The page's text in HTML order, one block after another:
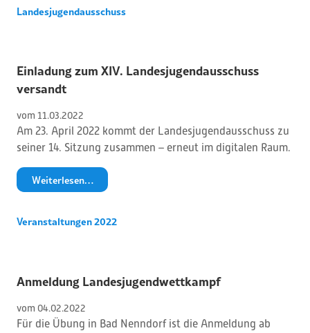
Landesjugendausschuss
Einladung zum XIV. Landesjugendausschuss
versandt
vom 11.03.2022
Am 23. April 2022 kommt der Landesjugendausschuss zu
seiner 14. Sitzung zusammen – erneut im digitalen Raum.
Weiterlesen…
Veranstaltungen 2022
Anmeldung Landesjugendwettkampf
vom 04.02.2022
Für die Übung in Bad Nenndorf ist die Anmeldung ab